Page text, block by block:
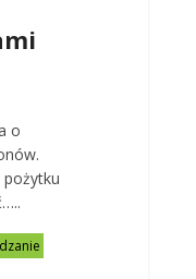
o
pożytku